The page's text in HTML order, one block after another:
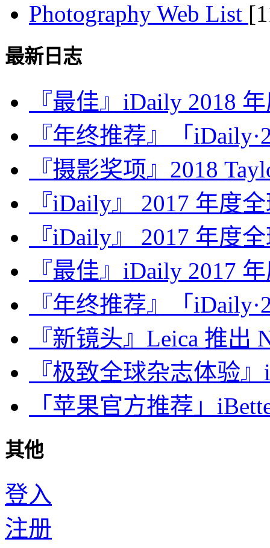
Photography Web List
最新日志
『最佳』iDaily 2018
『年终推荐』「
『摄影奖项』2018
『iDaily』 2017 年度
『iDaily』 2017 年度
『最佳』iDaily 2017
『年终推荐』「
『新镜头』Leica 推出
『极致全球杂志体验
「苹果官方推荐」
其他
登入
注册